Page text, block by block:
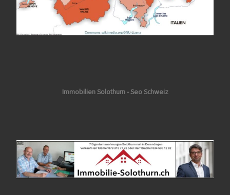
Immobilien Solothurn - Seo Schweiz